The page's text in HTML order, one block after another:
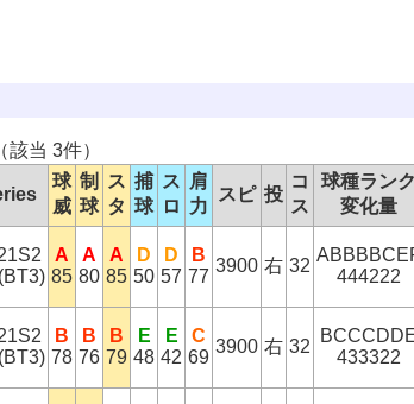
当 3件）
球
威
制
球
ス
タ
捕
球
ス
ロ
肩
力
スピ 投
コ
ス
球種ランク
変化量
A
85
A
80
A
85
D
50
D
57
B
77
3900 右 32
444222
B
78
B
76
B
79
E
48
E
42
C
69
3900 右 32
433322